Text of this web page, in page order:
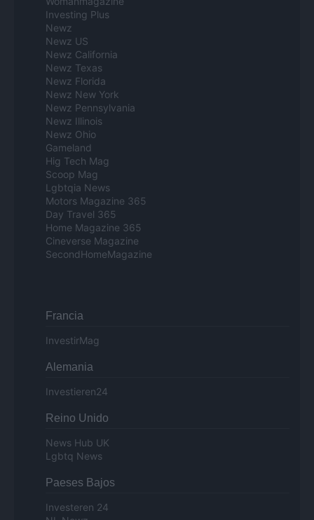
Investing Plus
Newz
Newz US
Newz California
Newz Texas
Newz Florida
Newz New York
Newz Pennsylvania
Newz Illinois
Newz Ohio
Gameland
Hig Tech Mag
Scoop Mag
Lgbtqia News
Motors Magazine 365
Day Travel 365
Home Magazine 365
Cineverse Magazine
SecondHomeMagazine
Francia
InvestirMag
Alemania
Investieren24
Reino Unido
News Hub UK
Lgbtq News
Paeses Bajos
Investeren 24